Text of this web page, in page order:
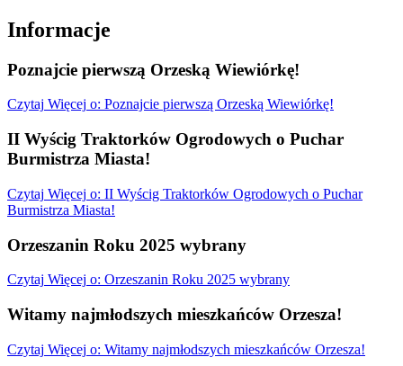
Informacje
Poznajcie pierwszą Orzeską Wiewiórkę!
Czytaj Więcej o: Poznajcie pierwszą Orzeską Wiewiórkę!
II Wyścig Traktorków Ogrodowych o Puchar
Burmistrza Miasta!
Czytaj Więcej o: II Wyścig Traktorków Ogrodowych o Puchar
Burmistrza Miasta!
Orzeszanin Roku 2025 wybrany
Czytaj Więcej o: Orzeszanin Roku 2025 wybrany
Witamy najmłodszych mieszkańców Orzesza!
Czytaj Więcej o: Witamy najmłodszych mieszkańców Orzesza!